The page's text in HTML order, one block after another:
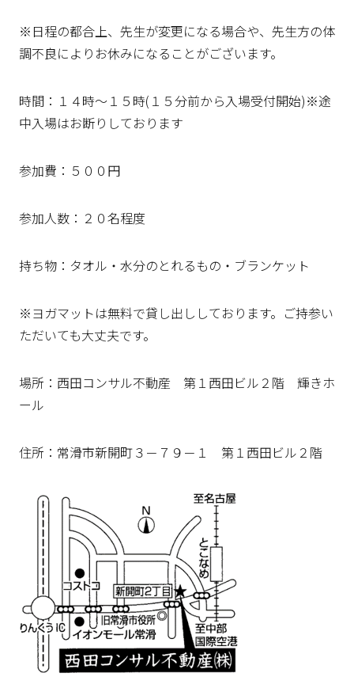
※日程の都合上、先生が変更になる場合や、先生方の体
調不良によりお休みになることがございます。
時間：１４時～１５時(１５分前から入場受付開始)※途
中入場はお断りしております
参加費：５００円
参加人数：２０名程度
持ち物：タオル・水分のとれるもの・ブランケット
※ヨガマットは無料で貸し出ししております。ご持参い
ただいても大丈夫です。
場所：西田コンサル不動産 第１西田ビル２階 輝きホ
ール
住所：常滑市新開町３－７９－１ 第１西田ビル２階